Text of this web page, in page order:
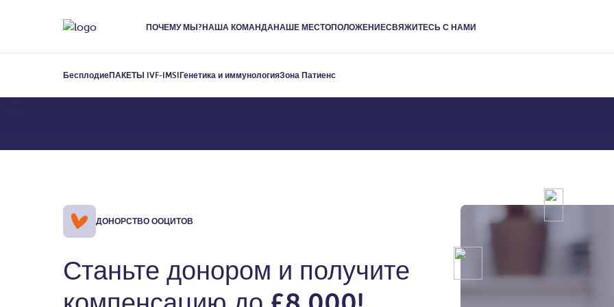
ПОЧЕМУ МЫ?НАША КОМАНДАНАШЕ МЕСТОПОЛОЖЕНИЕСВЯЖИТЕСЬ С НАМИ
БесплодиеПАКЕТЫ IVF-IMSIГенетика и иммунологияЗона Патиенс
Донорство ооцитов
ДОНОРСТВО ООЦИТОВ
Станьте донором и получите